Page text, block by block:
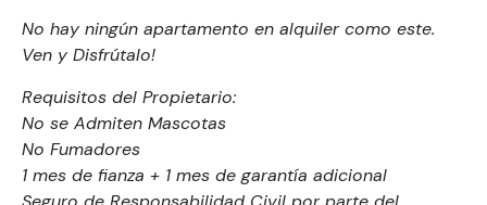
No hay ningún apartamento en alquiler como este.
Ven y Disfrútalo!
Requisitos del Propietario:
No se Admiten Mascotas
No Fumadores
1 mes de fianza + 1 mes de garantía adicional